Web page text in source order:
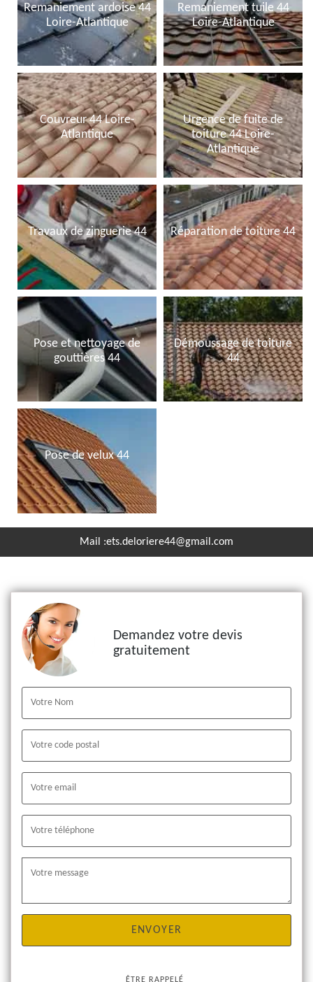
Remaniement ardoise 44
Loire-Atlantique
Remaniement tuile 44
Loire-Atlantique
Couvreur 44 Loire-
Atlantique
Urgence de fuite de
toiture 44 Loire-
Atlantique
Travaux de zinguerie 44 Réparation de toiture 44
Pose et nettoyage de
gouttières 44
Démoussage de toiture
44
Pose de velux 44
Mail :ets.deloriere44@gmail.com
Demandez votre devis
gratuitement
ÊTRE RAPPELÉ